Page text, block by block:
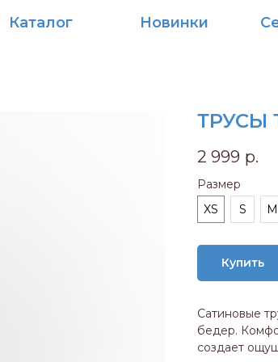
Новинки
ТРУСЫ
2 999 р.
Размер
XS
S M
Купить
Сатиновые
бедер.
создает